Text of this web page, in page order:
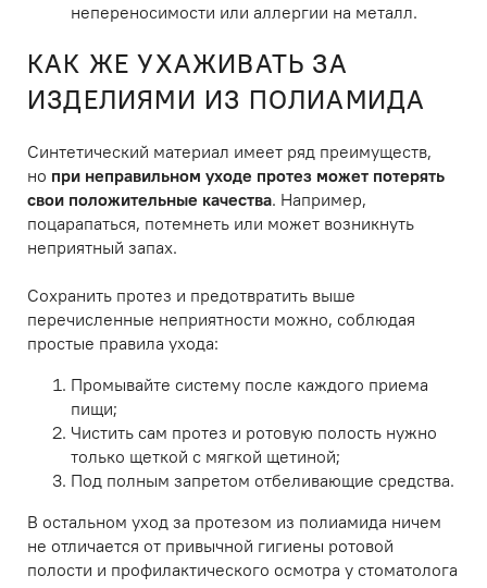
непереносимости или аллергии на металл.
КАК ЖЕ УХАЖИВАТЬ ЗА
ИЗДЕЛИЯМИ ИЗ ПОЛИАМИДА
Синтетический материал имеет ряд преимуществ,
но при неправильном уходе протез может потерять
свои положительные качества. Например,
поцарапаться, потемнеть или может возникнуть
неприятный запах.
Сохранить протез и предотвратить выше
перечисленные неприятности можно, соблюдая
простые правила ухода:
Промывайте систему после каждого приема
пищи;
Чистить сам протез и ротовую полость нужно
только щеткой с мягкой щетиной;
Под полным запретом отбеливающие средства.
В остальном уход за протезом из полиамида ничем
не отличается от привычной гигиены ротовой
полости и профилактического осмотра у стоматолога